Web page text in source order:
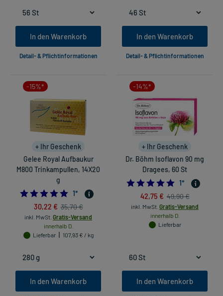
In den Warenkorb
Detail- & Pflichtinformationen
In den Warenkorb
Detail- & Pflichtinformationen
-15%*
+ Ihr Geschenk
Gelee Royal Aufbaukur
M800 Trinkampullen, 14X20
g
5.0
1*
30,22 € 35,70 €
inkl. MwSt. Gratis-Versand
innerhalb D.
Lieferbar
107,93 € / kg
In den Warenkorb
-14%*
+ Ihr Geschenk
Dr. Böhm Isoflavon 90 mg
Dragees, 60 St
5.0
1*
42,75 € 49,90 €
inkl. MwSt. Gratis-Versand
innerhalb D.
Lieferbar
In den Warenkorb